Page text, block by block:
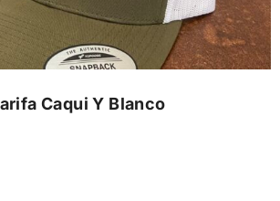
Caqui Y Blanco